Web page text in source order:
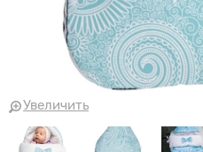
Увеличить